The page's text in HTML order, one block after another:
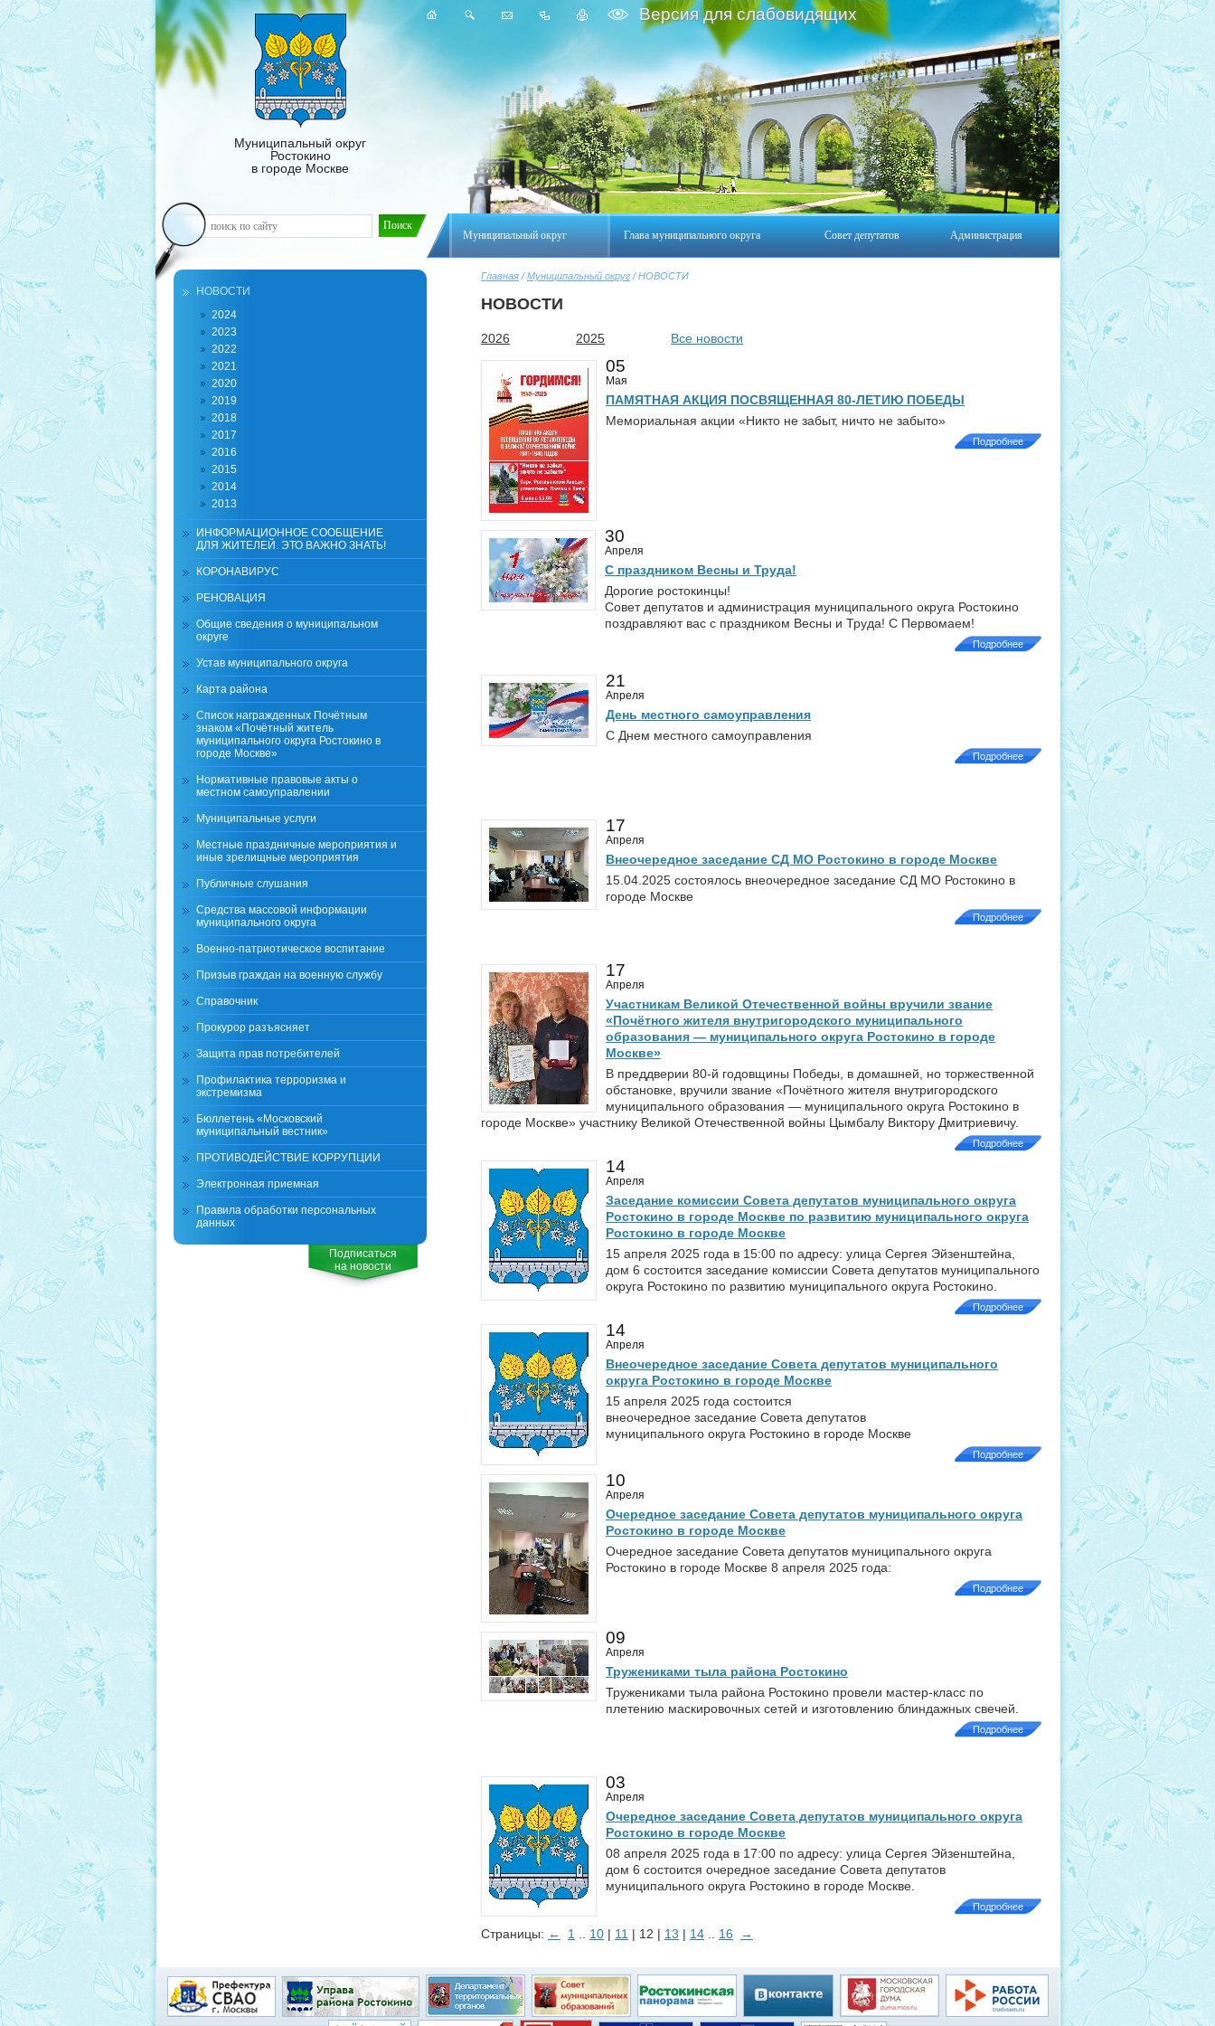
Муниципальный округ Глава муниципального округа Совет депутатов Администрация
Муниципальный округ
Ростокино
в городе Москве
Версия для слабовидящих
Главная /Муниципальный округ / НОВОСТИ
НОВОСТИ
2026 2025 Все новости
05
Мая
ПАМЯТНАЯ АКЦИЯ ПОСВЯЩЕННАЯ 80-ЛЕТИЮ ПОБЕДЫ
Мемориальная акции «Никто не забыт, ничто не забыто»
Подробнее
30
Апреля
С праздником Весны и Труда!
Дорогие ростокинцы!
Совет депутатов и администрация муниципального округа Ростокино
поздравляют вас с праздником Весны и Труда! С Первомаем!
Подробнее
21
Апреля
День местного самоуправления
С Днем местного самоуправления
Подробнее
17
Апреля
Внеочередное заседание СД МО Ростокино в городе Москве
15.04.2025 состоялось внеочередное заседание СД МО Ростокино в
городе Москве
Подробнее
17
Апреля
Участникам Великой Отечественной войны вручили звание
«Почётного жителя внутригородского муниципального
образования — муниципального округа Ростокино в городе
Москве»
В преддверии 80-й годовщины Победы, в домашней, но торжественной
обстановке, вручили звание «Почётного жителя внутригородского
муниципального образования — муниципального округа Ростокино в
городе Москве» участнику Великой Отечественной войны Цымбалу Виктору Дмитриевичу.
Подробнее
14
Апреля
Заседание комиссии Совета депутатов муниципального округа
Ростокино в городе Москве по развитию муниципального округа
Ростокино в городе Москве
15 апреля 2025 года в 15:00 по адресу: улица Сергея Эйзенштейна,
дом 6 состоится заседание комиссии Совета депутатов муниципального
округа Ростокино по развитию муниципального округа Ростокино.
Подробнее
14
Апреля
Внеочередное заседание Совета депутатов муниципального
округа Ростокино в городе Москве
15 апреля 2025 года состоится
внеочередное заседание Совета депутатов
муниципального округа Ростокино в городе Москве
Подробнее
10
Апреля
Очередное заседание Совета депутатов муниципального округа
Ростокино в городе Москве
Очередное заседание Совета депутатов муниципального округа
Ростокино в городе Москве 8 апреля 2025 года:
Подробнее
09
Апреля
Тружениками тыла района Ростокино
Тружениками тыла района Ростокино провели мастер-класс по
плетению маскировочных сетей и изготовлению блиндажных свечей.
Подробнее
03
Апреля
Очередное заседание Совета депутатов муниципального округа
Ростокино в городе Москве
08 апреля 2025 года в 17:00 по адресу: улица Сергея Эйзенштейна,
дом 6 состоится очередное заседание Совета депутатов
муниципального округа Ростокино в городе Москве.
Подробнее
Страницы: ← 1 10 | 11 | 12 | 13 | 14 16 →
НОВОСТИ
2024
2023
2022
2021
2020
2019
2018
2017
2016
2015
2014
2013
ИНФОРМАЦИОННОЕ СООБЩЕНИЕ
ДЛЯ ЖИТЕЛЕЙ. ЭТО ВАЖНО ЗНАТЬ!
КОРОНАВИРУС
РЕНОВАЦИЯ
Общие сведения о муниципальном
округе
Устав муниципального округа
Карта района
Список награжденных Почётным
знаком «Почётный житель
муниципального округа Ростокино в
городе Москве»
Нормативные правовые акты о
местном самоуправлении
Муниципальные услуги
Местные праздничные мероприятия и
иные зрелищные мероприятия
Публичные слушания
Средства массовой информации
муниципального округа
Военно-патриотическое воспитание
Призыв граждан на военную службу
Справочник
Прокурор разъясняет
Защита прав потребителей
Профилактика терроризма и
экстремизма
Бюллетень «Московский
муниципальный вестник»
ПРОТИВОДЕЙСТВИЕ КОРРУПЦИИ
Электронная приемная
Правила обработки персональных
данных
Подписаться
на новости